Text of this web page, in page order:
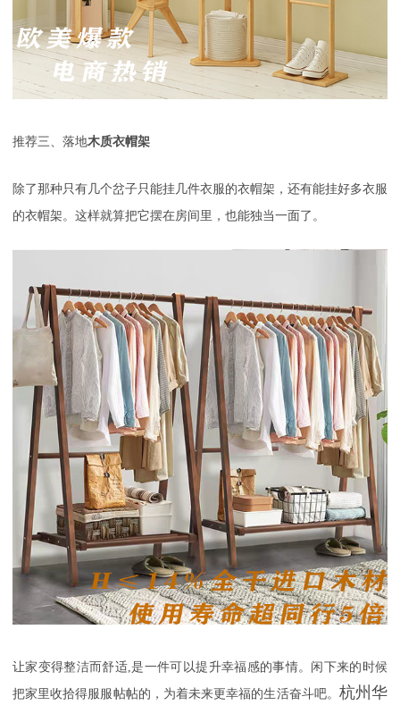
推荐三 落地木质衣帽架
除了那种只有几个岔子只能挂几件衣服的衣帽架，还有能挂好多衣服
的衣帽架。这样就算把它摆在房间里，也能独当一面了。
让家变得整洁而舒适 ,是一件可以提升幸福感的事情。闲下来的时候
把家里收拾得服服帖帖的，为着未来更幸福的生活奋斗吧。 杭州华